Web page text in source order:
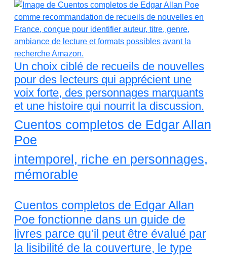
Un choix ciblé de recueils de nouvelles
pour des lecteurs qui apprécient une
voix forte, des personnages marquants
et une histoire qui nourrit la discussion.
Cuentos completos de Edgar Allan
Poe
intemporel, riche en personnages,
mémorable
Cuentos completos de Edgar Allan
Poe fonctionne dans un guide de
livres parce qu’il peut être évalué par
la lisibilité de la couverture, le type